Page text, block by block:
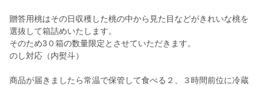
贈答用桃はその日収穫した桃の中から見た目などがきれいな桃を
選抜して箱詰めいたします。
そのため3０箱の数量限定とさせていただきます。
のし対応（内熨斗）
商品が届きましたら常温で保管して食べる２、３時間前位に冷蔵